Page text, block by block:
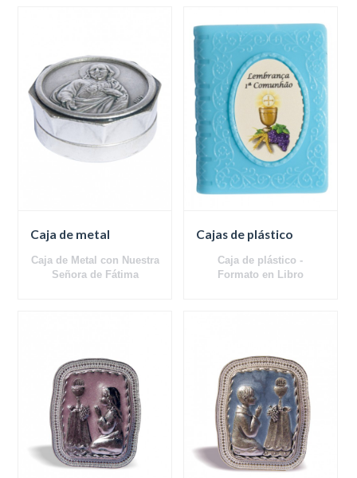
Caja de metal
Caja de Metal con Nuestra
Señora de Fátima
Cajas de plástico
Caja de plástico -
Formato en Libro